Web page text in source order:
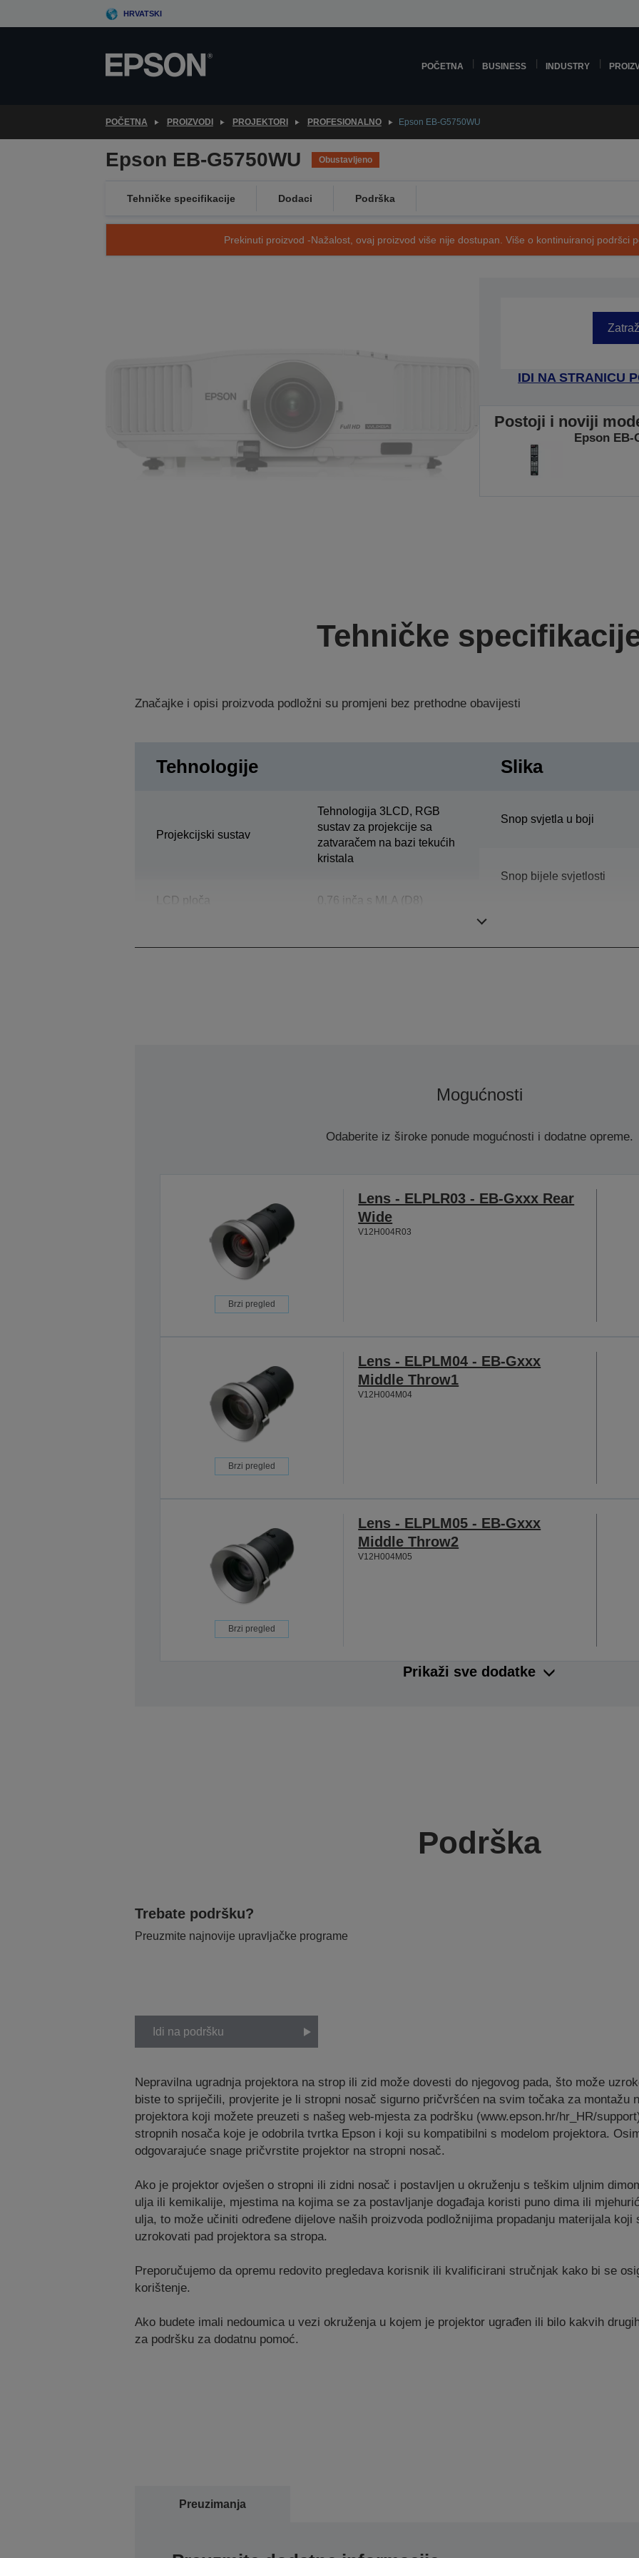
to
HRVATSKI
POČETNA BUSINESS INDUSTRY
POČETNA PROIZVODI PROJEKTORI PROFESIONALNO Epson EB-G5750WU
Epson EB-G5750WU Obustavljeno
Tehničke specifikacije Dodaci Podrška
Prekinuti proizvod -Nažalost, ovaj proizvod više nije dostupan. Više o kontinuiranoj podršci
IDI NA STRANICU
Postoji i noviji
Epson EB-
Tehničke
Značajke i opisi proizvoda podložni su promjeni bez prethodne obavijesti
Tehnologije
Projekcijski sustav
Tehnologija 3LCD, RGB
sustav za projekcije sa
zatvaračem na bazi tekućih
kristala
LCD ploča 0,76 inča s MLA (D8)
Slika
Snop svjetla u boji
Snop bijele svjetlosti
Mogućnosti
Odaberite iz široke ponude mogućnosti i dodatne opreme.
Brzi pregled
Lens - ELPLR03 - EB-Gxxx Rear
Wide
V12H004R03
Brzi pregled
Lens - ELPLM04 - EB-Gxxx
Middle Throw1
V12H004M04
Brzi pregled
Lens - ELPLM05 - EB-Gxxx
Middle Throw2
V12H004M05
Prikaži sve dodatke
Podrška
Trebate podršku?
Preuzmite najnovije upravljačke programe
Idi na podršku
Nepravilna ugradnja projektora na strop ili zid može dovesti do njegovog pada, što može
biste to spriječili, provjerite je li stropni nosač sigurno pričvršćen na svim točaka za montažu
projektora koji možete preuzeti s našeg web-mjesta za podršku (www.epson.hr/hr_HR/
stropnih nosača koje je odobrila tvrtka Epson i koji su kompatibilni s modelom projektora.
odgovarajuće snage pričvrstite projektor na stropni nosač.
Ako je projektor ovješen o stropni ili zidni nosač i postavljen u okruženju s teškim uljnim
ulja ili kemikalije, mjestima na kojima se za postavljanje događaja koristi puno dima ili
ulja, to može učiniti određene dijelove naših proizvoda podložnijima propadanju materijala
uzrokovati pad projektora sa stropa.
Preporučujemo da opremu redovito pregledava korisnik ili kvalificirani stručnjak kako bi se
korištenje.
Ako budete imali nedoumica u vezi okruženja u kojem je projektor ugrađen ili bilo kakvih
za podršku za dodatnu pomoć.
Preuzimanja